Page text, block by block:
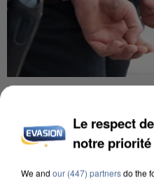
L’UN DES
MAFIA INTERPELLÉ EN
Le respect
notre priorité
We and our (447) partnersdo the